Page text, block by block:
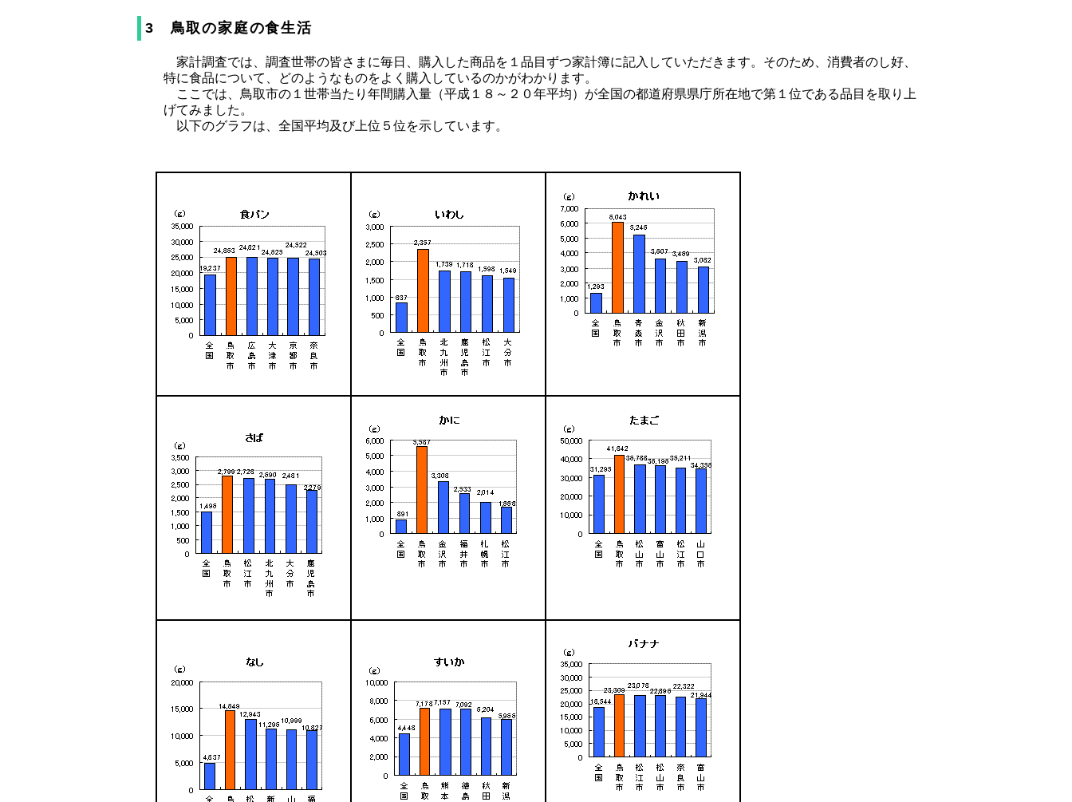
3 鳥取の家庭の食生活
家計調査では、調査世帯の皆さまに毎日、購入した商品を１品目ずつ家計簿に記入していただきます。そのため、消費者のし好、
特に食品について、どのようなものをよく購入しているのかがわかります。
ここでは、鳥取市の１世帯当たり年間購入量（平成１８～２０年平均）が全国の都道府県県庁所在地で第１位である品目を取り上
げてみました。
以下のグラフは、全国平均及び上位５位を示しています。